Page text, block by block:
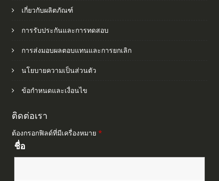
เกี่ยวกับผลิตภัณฑ์
การรับประกันและการทดสอบ
การส่งมอบผลตอบแทนและการยกเลิก
นโยบายความเป็นส่วนตัว
ข้อกำหนดและเงื่อนไข
ติดต่อเรา
ต้องกรอกฟิลด์ที่มีเครื่องหมาย *
ชื่อ